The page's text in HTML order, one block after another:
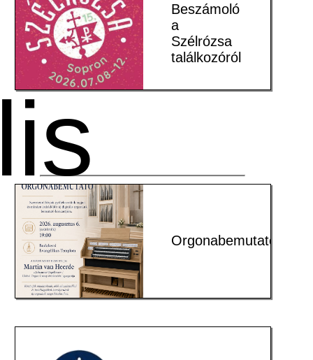
Beszámoló
a
Szélrózsa
találkozóról
Orgonabemutató